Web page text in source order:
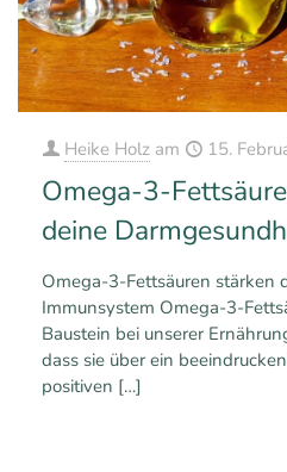
Heike Holz am 15.
Omega-3-
deine
Omega-3-Fettsäuren stärken
Immunsystem Omega-3-
Baustein bei unserer
dass sie über ein
positiven […]